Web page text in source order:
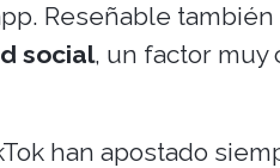
Reseñable también
social, un factor muy
han apostado